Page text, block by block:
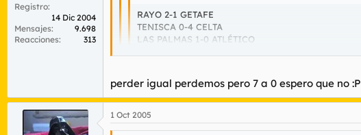
Registro
14 Dic 2004
Mensajes
9.698
Reacciones
313
RAYO 2-1 GETAFE
TENISCA 0-4 CELTA
LAS PALMAS 1-0 ATLÉTICO
EIBAR 0-2 ALAVÉS
ALICANTE 1-3 ZARAGOZA
ALCOYANO 0-4 MALLORCA
perder igual perdemos pero 7 a 0 espero que no :P
1 Oct 2005